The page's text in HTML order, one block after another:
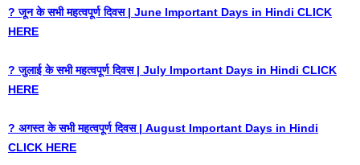
? जून के सभी महत्वपूर्ण दिवस | June Important Days in Hindi CLICK
HERE
? जुलाई के सभी महत्वपूर्ण दिवस | July Important Days in Hindi CLICK
HERE
? अगस्त के सभी महत्वपूर्ण दिवस | August Important Days in Hindi
CLICK HERE